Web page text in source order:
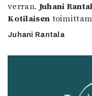
verran. Juhani
Kotilaisen
Juhani Rantala